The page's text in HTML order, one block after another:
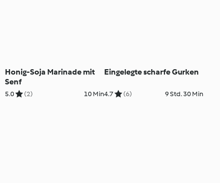
Honig-Soja Marinade mit
Senf
5.0 (2) 10 Min
Eingelegte scharfe Gurken
4.7 (6) 9 Std. 30 Min